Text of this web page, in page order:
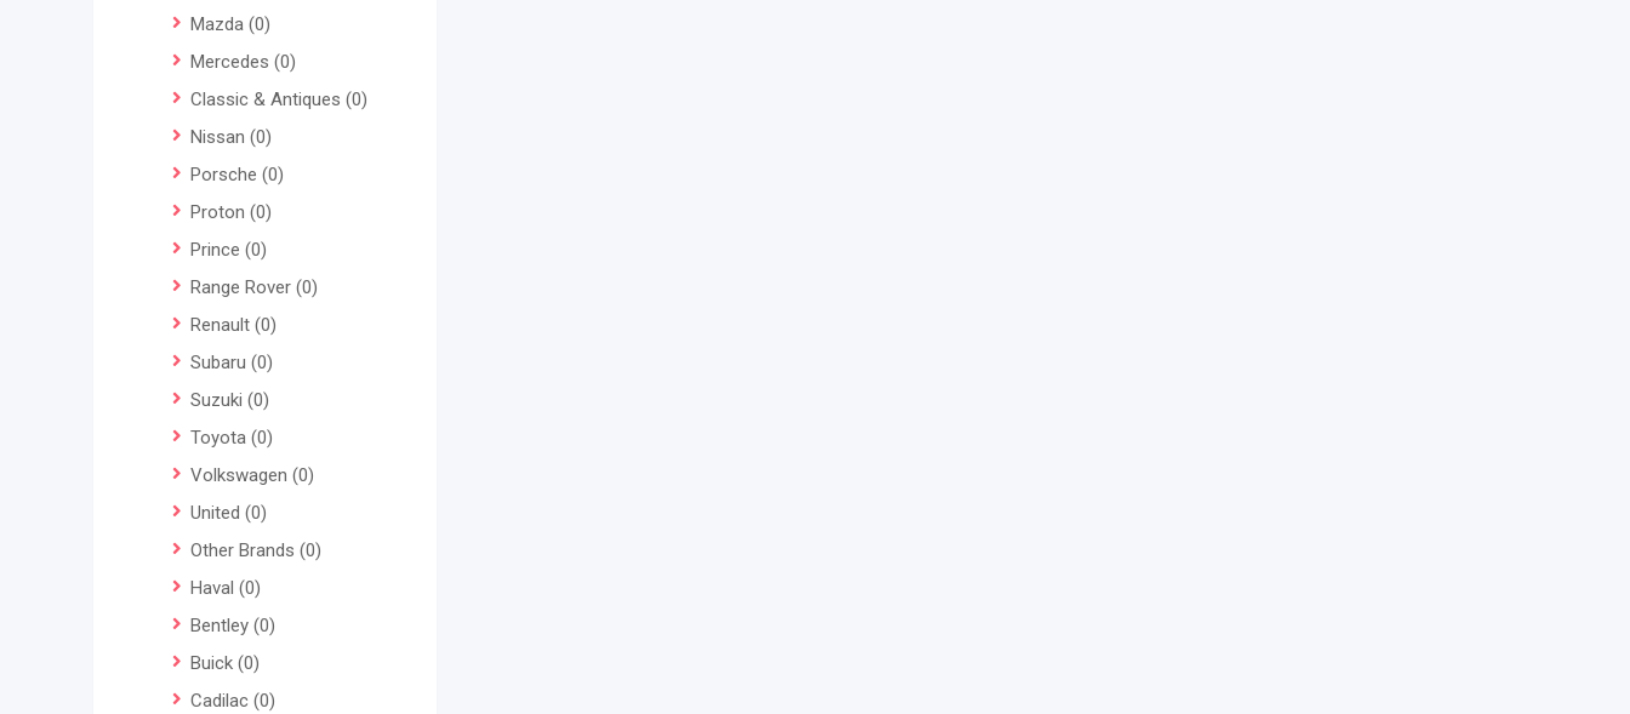
Mazda (0)
Mercedes (0)
Classic & Antiques (0)
Nissan (0)
Porsche (0)
Proton (0)
Prince (0)
Range Rover (0)
Renault (0)
Subaru (0)
Suzuki (0)
Toyota (0)
Volkswagen (0)
United (0)
Other Brands (0)
Haval (0)
Bentley (0)
Buick (0)
Cadilac (0)